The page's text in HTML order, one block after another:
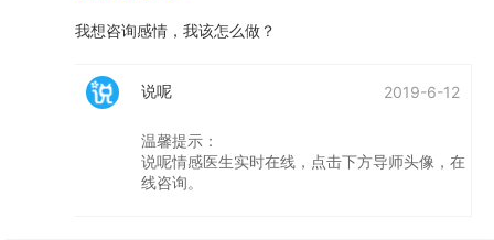
我想咨询感情，我该怎么做？
说呢 2019-6-12
温馨提示：
说呢情感医生实时在线，点击下方导师头像，在
线咨询。